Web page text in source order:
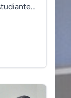
para